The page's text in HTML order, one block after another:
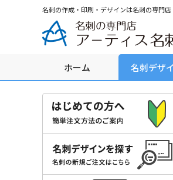
ビ
ゲ
名刺の作成・印刷・デザインは名刺の専門
ホーム 名刺デザ